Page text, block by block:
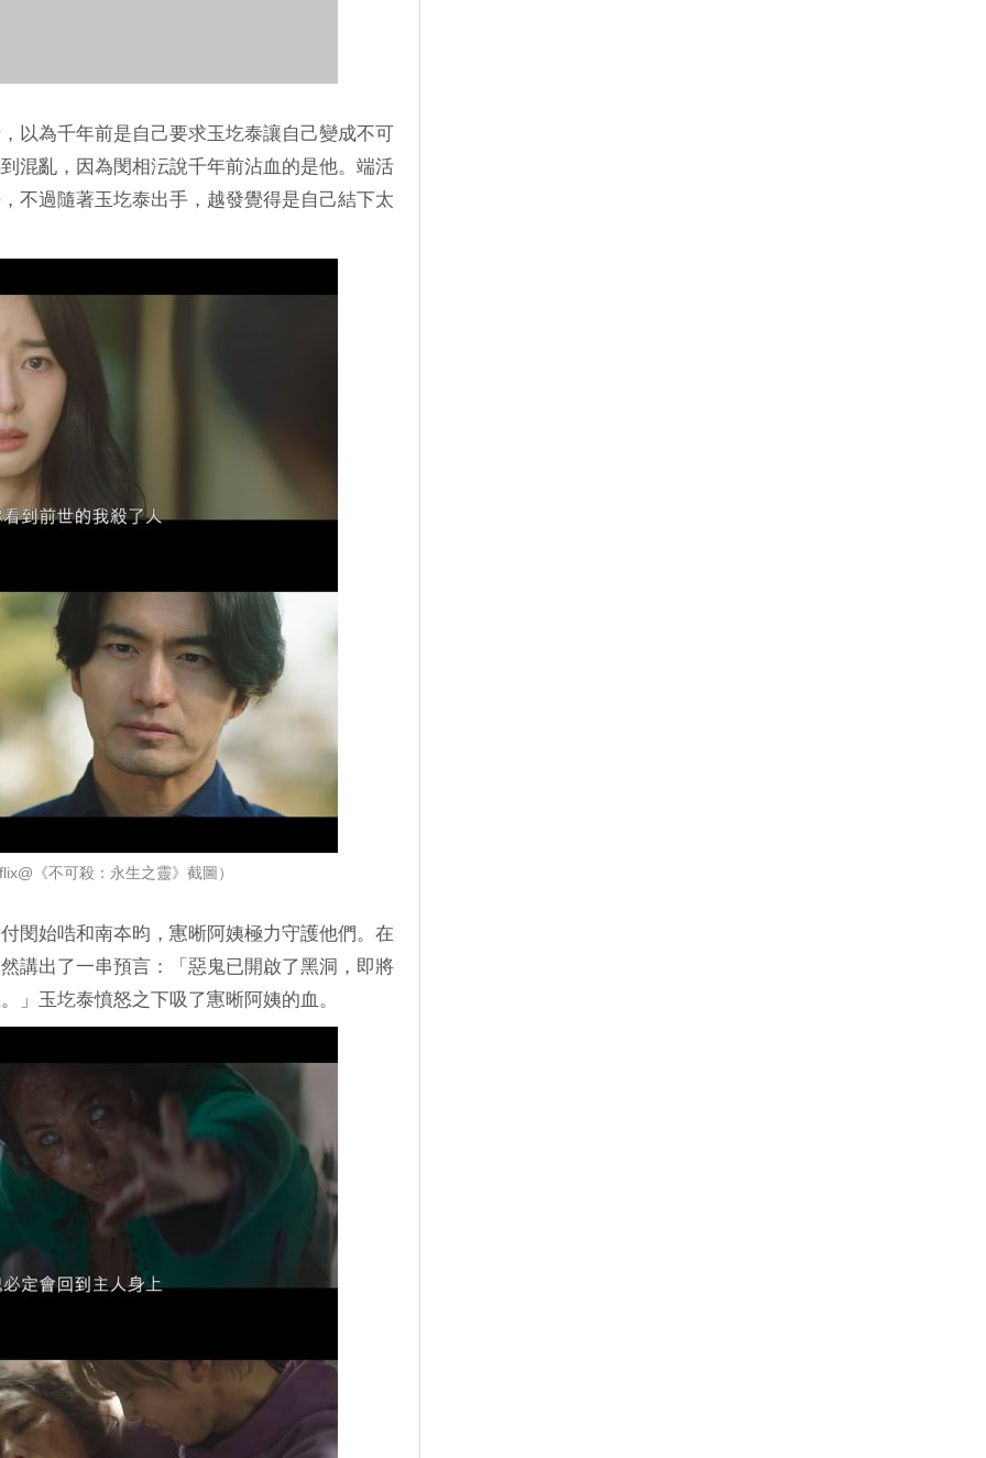
以為千年前是自己要求玉圪泰讓自己變成不可
混亂，因為閔相沄說千年前沾血的是他。端活
不過隨著玉圪泰出手，越發覺得是自己結下太
《不可殺：永生之靈》截圖）
閔始哠和南夲昀，寭晰阿姨極力守護他們。在
講出了一串預言：「惡鬼已開啟了黑洞，即將
」玉圪泰憤怒之下吸了寭晰阿姨的血。